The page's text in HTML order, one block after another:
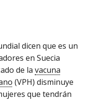
dicen que es un
en Suecia
de la vacuna
(VPH) disminuye
que tendrán